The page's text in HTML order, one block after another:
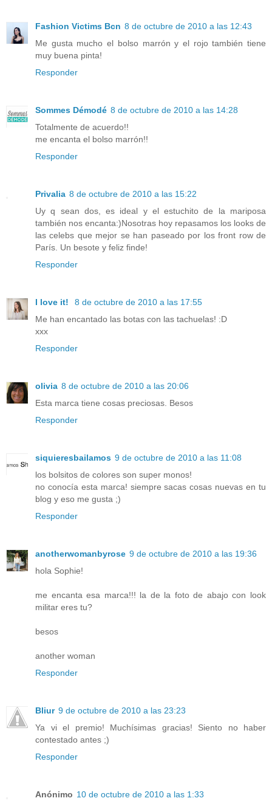
Fashion Victims Bcn 8 de octubre de 2010 a las 12:43
Me gusta mucho el bolso marrón y el rojo también tiene
muy buena pinta!
Responder
Sommes Démodé 8 de octubre de 2010 a las 14:28
Totalmente de acuerdo!!
me encanta el bolso marrón!!
Responder
Privalia 8 de octubre de 2010 a las 15:22
Uy q sean dos, es ideal y el estuchito de la mariposa
también nos encanta:)Nosotras hoy repasamos los looks de
las celebs que mejor se han paseado por los front row de
París. Un besote y feliz finde!
Responder
I love it!
8 de octubre de 2010 a las 17:55
Me han encantado las botas con las tachuelas! :D
xxx
Responder
olivia 8 de octubre de 2010 a las 20:06
Esta marca tiene cosas preciosas. Besos
Responder
siquieresbailamos 9 de octubre de 2010 a las 11:08
los bolsitos de colores son super monos!
no conocía esta marca! siempre sacas cosas nuevas en tu
blog y eso me gusta ;)
Responder
anotherwomanbyrose 9 de octubre de 2010 a las 19:36
hola Sophie!
me encanta esa marca!!! la de la foto de abajo con look
militar eres tu?
besos
another woman
Responder
Bliur 9 de octubre de 2010 a las 23:23
Ya vi el premio! Muchísimas gracias! Siento no haber
contestado antes ;)
Responder
Anónimo 10 de octubre de 2010 a las 1:33